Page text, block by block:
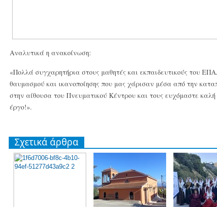
Αναλυτικά η ανακοίνωση:
«Πολλά συγχαρητήρια στους μαθητές και εκπαιδευτικούς του
θαυμασμού και ικανοποίησης που μας χάρισαν μέσα από την
στην αίθουσα του Πνευματικού Κέντρου και τους ευχόμαστε καλή
έργο!».
Σχετικά άρθρα